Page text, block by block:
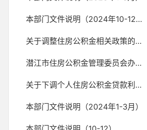
本部门文件说明（2024年10-12月）
关于调整住房公积金相关政策的通知
潜江市住房公积金管理委员会办公室关于开展2024年度住房公积金缴存基数...
关于下调个人住房公积金贷款利率的通知
本部门文件说明（2024年1-3月）